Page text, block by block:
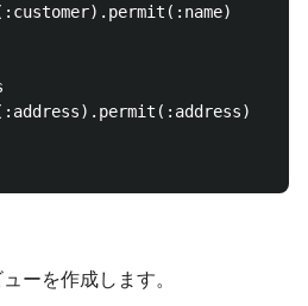
ーを作成します。